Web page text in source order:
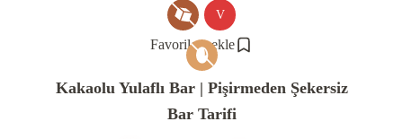
Favorilere ekle
V
Kakaolu Yulaflı Bar | Pişirmeden Şekersiz
Bar Tarifi